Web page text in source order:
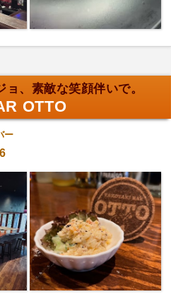
、素敵な笑顔伴いで。
OTTO
ー